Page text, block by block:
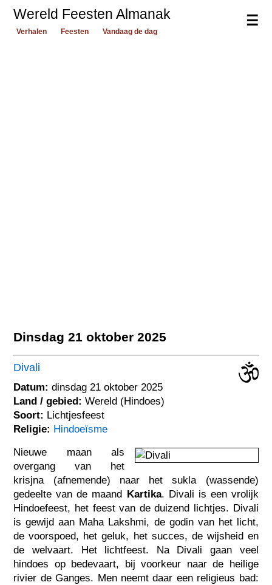
☰
Wereld Feesten Almanak
Verhalen Feesten Vandaag de dag
Dinsdag 21 oktober 2025
Divali
Datum: dinsdag 21 oktober 2025
Land / gebied: Wereld (Hindoes)
Soort: Lichtjesfeest
Religie: Hindoeïsme
Nieuwe maan als
overgang van het
krisjna (afnemende) naar het sukla (wassende)
gedeelte van de maand Kartika. Divali is een vrolijk
Hindoefeest, het feest van de duizend lichtjes. Divali
is gewijd aan Maha Lakshmi, de godin van het licht,
de voorspoed, het geluk, het succes, de wijsheid en
de welvaart. Het lichtfeest. Na Divali gaan veel
hindoes op bedevaart, bij voorkeur naar de heilige
rivier de Ganges. Men neemt daar een religieus bad: